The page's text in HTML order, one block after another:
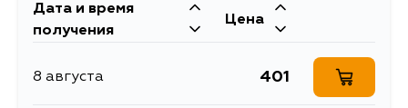
Дата и время
получения
Цена
8 августа 401